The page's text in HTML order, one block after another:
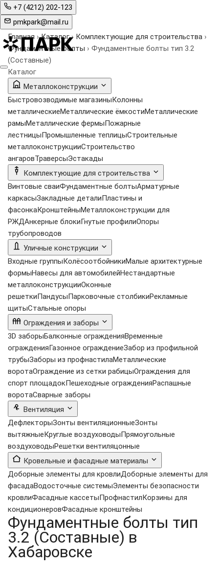
+7 (4212) 202-123
pmkpark@mail.ru
Главная › Каталог › Комплектующие для строительства ›
Фундаментные болты › Фундаментные болты тип 3.2
(Составные)
Каталог
Металлоконструкции
Быстровозводимые магазиныКолонны
металлическиеМеталлические ёмкостиМеталлические
рамыМеталлические фермыПожарные
лестницыПромышленные теплицыСтроительные
металлоконструкцииСтроительство
ангаровТраверсыЭстакады
Комплектующие для строительства
Винтовые сваиФундаментные болтыАрматурные
каркасыЗакладные деталиПластины и
фасонкаКронштейныМеталлоконструкции для
РЖДАнкерные блокиГнутые профилиОпоры
трубопроводов
Уличные конструкции
Входные группыКолёсоотбойникиМалые архитектурные
формыНавесы для автомобилейНестандартные
металлоконструкцииОконные
решеткиПандусыПарковочные столбикиРекламные
щитыСтальные опоры
Ограждения и заборы
3D заборыБалконные огражденияВременные
огражденияГазонное ограждениеЗабор из профильной
трубыЗаборы из профнастилаМеталлические
воротаОграждение из сетки рабицыОграждения для
спорт площадокПешеходные огражденияРаспашные
воротаСварные заборы
Вентиляция
ДефлекторыЗонты вентиляционныеЗонты
вытяжныеКруглые воздуховодыПрямоугольные
воздуховодыРешетки вентиляцонные
Кровельные и фасадные материалы
Доборные элементы для кровлиДоборные элементы для
фасадаВодосточные системыЭлементы безопасности
кровлиФасадные кассетыПрофнастилКорзины для
кондиционеровФасадные кронштейны
Фундаментные болты тип
3.2 (Составные) в
Хабаровске